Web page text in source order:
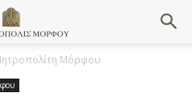
Μόρφου